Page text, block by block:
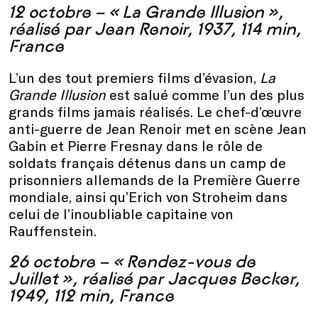
12 octobre – « La Grande Illusion »,
réalisé par Jean Renoir, 1937, 114 min,
France
L’un des tout premiers films d’évasion, La
Grande Illusion est salué comme l’un des plus
grands films jamais réalisés. Le chef-d’œuvre
anti-guerre de Jean Renoir met en scène Jean
Gabin et Pierre Fresnay dans le rôle de
soldats français détenus dans un camp de
prisonniers allemands de la Première Guerre
mondiale, ainsi qu’Erich von Stroheim dans
celui de l’inoubliable capitaine von
Rauffenstein.
26 octobre – « Rendez-vous de
Juillet », réalisé par Jacques Becker,
1949, 112 min, France